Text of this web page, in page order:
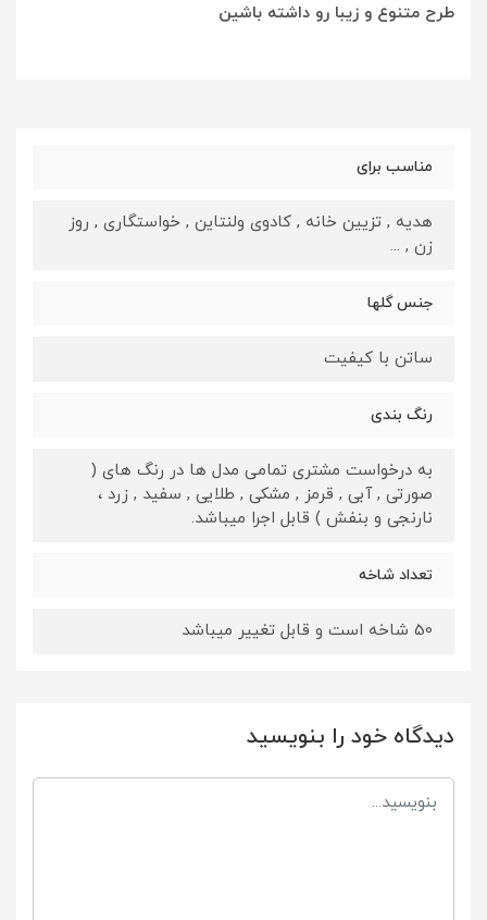
طرح متنوع و زیبا رو داشته باشین
مناسب برای
هدیه , تزیین خانه , کادوی ولنتاین , خواستگاری , روز
زن , ...
جنس گلها
ساتن با کیفیت
رنگ بندی
به درخواست مشتری تمامی مدل ها در رنگ های (
صورتی , آبی , قرمز , مشکی , طلایی , سفید , زرد ،
نارنجی و بنفش ) قابل اجرا میباشد.
تعداد شاخه
50 شاخه است و قابل تغییر میباشد
دیدگاه خود را بنویسید